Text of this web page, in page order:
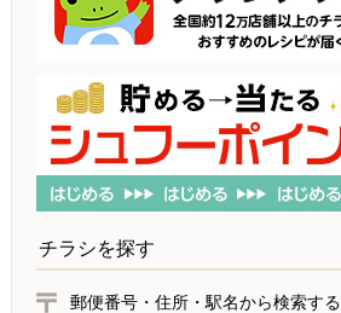
チラシを探す
郵便番号・住所・駅名から検索する